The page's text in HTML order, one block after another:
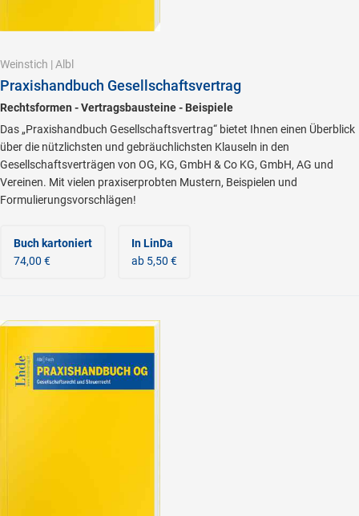
Weinstich | Albl
Praxishandbuch Gesellschaftsvertrag
Rechtsformen - Vertragsbausteine - Beispiele
Das „Praxishandbuch Gesellschaftsvertrag“ bietet Ihnen einen Überblick
über die nützlichsten und gebräuchlichsten Klauseln in den
Gesellschaftsverträgen von OG, KG, GmbH & Co KG, GmbH, AG und
Vereinen. Mit vielen praxiserprobten Mustern, Beispielen und
Formulierungsvorschlägen!
Buch kartoniert
74,00 €
In LinDa
ab 5,50 €